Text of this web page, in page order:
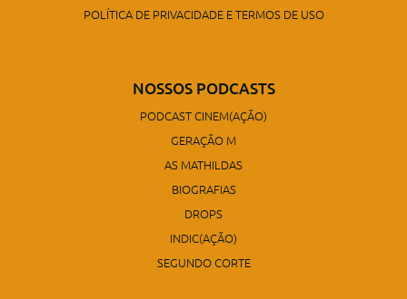
POLÍTICA DE PRIVACIDADE E TERMOS DE USO
NOSSOS PODCASTS
PODCAST CINEM(AÇÃO)
GERAÇÃO M
AS MATHILDAS
BIOGRAFIAS
DROPS
INDIC(AÇÃO)
SEGUNDO CORTE